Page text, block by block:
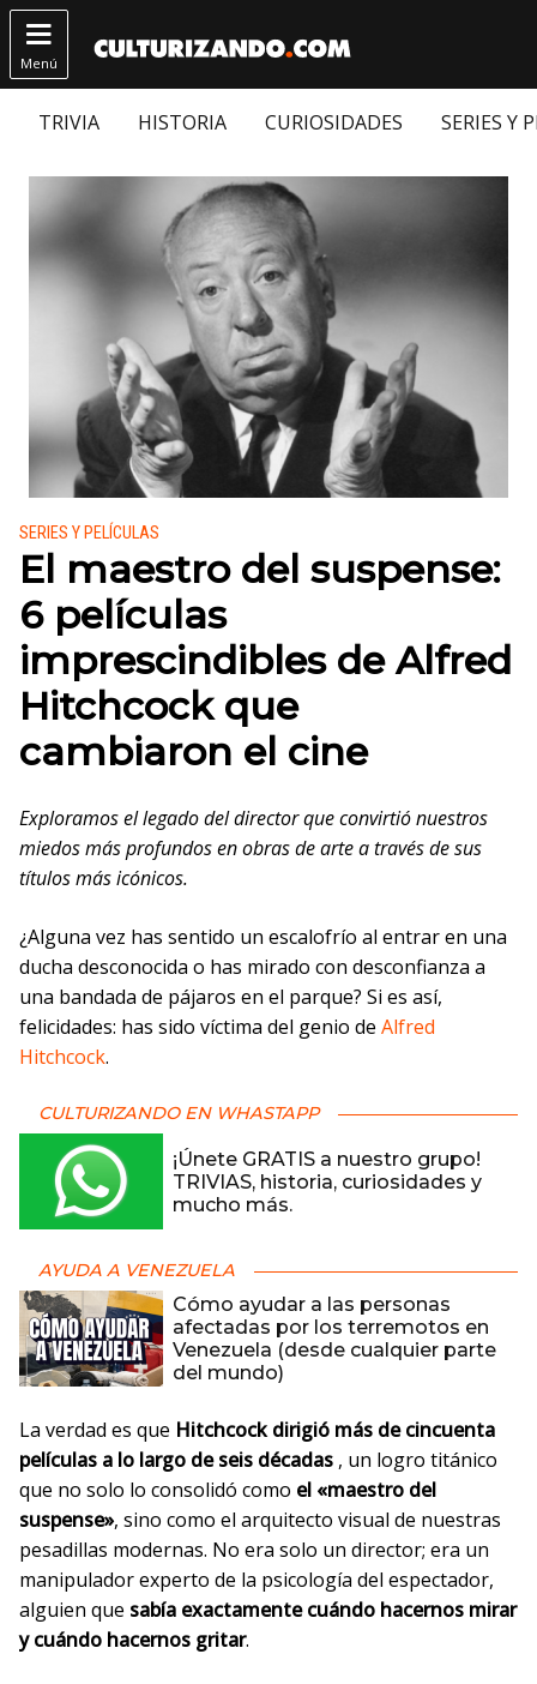

Menú
TRIVIA HISTORIA CURIOSIDADES SERIES Y
Publicado en:
SERIES Y PELÍCULAS
El maestro del suspense:
6 películas
imprescindibles de Alfred
Hitchcock que
cambiaron el cine
Exploramos el legado del director que convirtió nuestros
miedos más profundos en obras de arte a través de sus
títulos más icónicos.
¿Alguna vez has sentido un escalofrío al entrar en una
ducha desconocida o has mirado con desconfianza a
una bandada de pájaros en el parque? Si es así,
felicidades: has sido víctima del genio de Alfred
Hitchcock.
CULTURIZANDO EN WHASTAPP
¡Únete GRATIS a nuestro grupo!
TRIVIAS, historia, curiosidades y
mucho más.
AYUDA A VENEZUELA
Cómo ayudar a las personas
afectadas por los terremotos en
Venezuela (desde cualquier parte
del mundo)
La verdad es que Hitchcock dirigió más de cincuenta
películas a lo largo de seis décadas , un logro titánico
que no solo lo consolidó como el «maestro del
suspense», sino como el arquitecto visual de nuestras
pesadillas modernas. No era solo un director; era un
manipulador experto de la psicología del espectador,
alguien que sabía exactamente cuándo hacernos mirar
y cuándo hacernos gritar.